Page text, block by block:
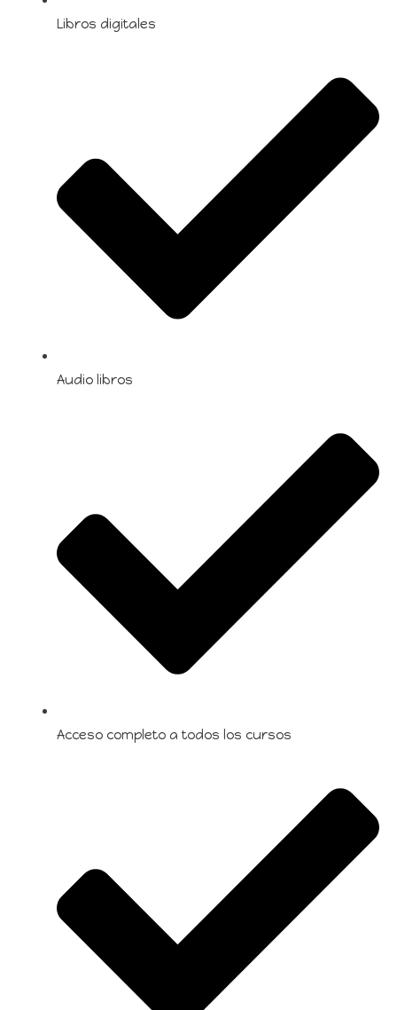
Libros digitales
Audio libros
Acceso completo a todos los cursos